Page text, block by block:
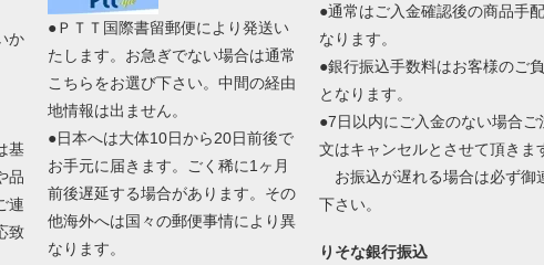
か
基
品
連
致
●ＰＴＴ国際書留郵便により発送い
たします。お急ぎでない場合は通常
こちらをお選び下さい。中間の経由
地情報は出ません。
●日本へは大体10日から20日前後で
お手元に届きます。ごく稀に1ヶ月
前後遅延する場合があります。その
他海外へは国々の郵便事情により異
なります。
●通常はご入金確認後の商品手
なります。
●銀行振込手数料はお客様のご
となります。
●7日以内にご入金のない場合ご
文はキャンセルとさせて頂きま
お振込が遅れる場合は必ず御
下さい。
りそな銀行振込